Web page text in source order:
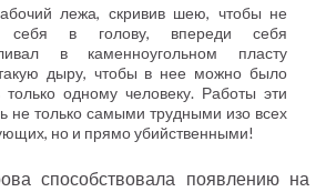
лежа, скривив шею, чтобы не
себя в голову, впереди себя
в каменноугольном пласту
дыру, чтобы в нее можно было
только одному человеку. Работы эти
не только самыми трудными изо всех
но и прямо убийственными!
способствовала появлению на